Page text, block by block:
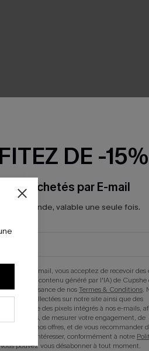
DE -15%
dès 2 Achetés par E-mail
commande, valable une seule fois.
adresse e-mail, vous acceptez de recevoir des
du contenu généré par l'IA) de Cupshe
connaissance de nosTermes & Conditions.
données collectées sur notre site ainsi que des
telles que des pixels intégrés à nos e-mails,
été ouverts, de mesurer votre engagement, de
et nos offres, et de vous recommander
de vous intéresser, conformément à notre
pouvez vous désabonner à tout moment.